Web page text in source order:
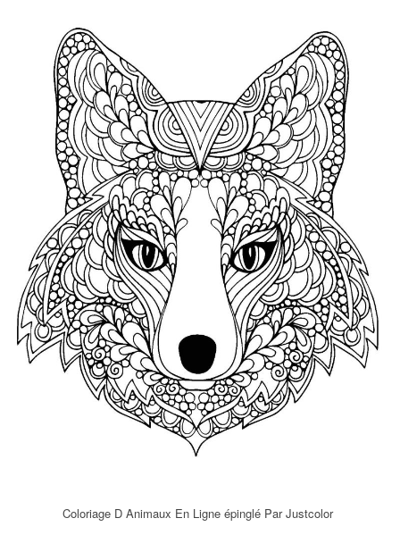
Coloriage D Animaux En Ligne épinglé Par Justcolor